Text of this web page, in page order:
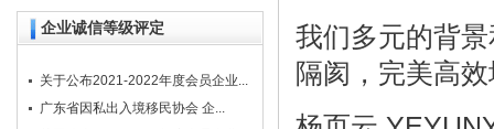
企业诚信等级评定
关于公布2021-2022年度会员企业...
广东省因私出入境移民协会 企...
我们多元的背
隔阂，完美高